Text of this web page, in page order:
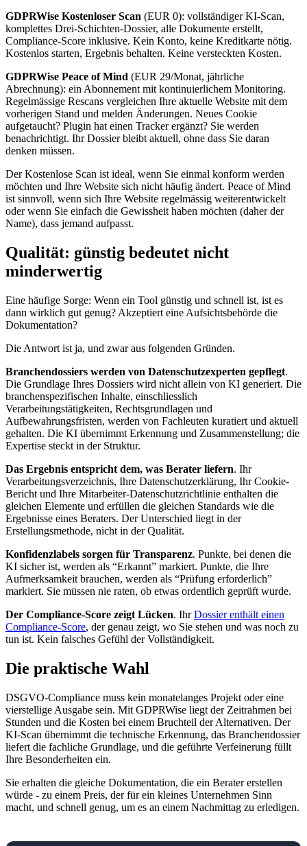
GDPRWise Kostenloser Scan (EUR 0): vollständiger KI-Scan,
komplettes Drei-Schichten-Dossier, alle Dokumente erstellt,
Compliance-Score inklusive. Kein Konto, keine Kreditkarte nötig.
Kostenlos starten, Ergebnis behalten. Keine versteckten Kosten.
GDPRWise Peace of Mind (EUR 29/Monat, jährliche
Abrechnung): ein Abonnement mit kontinuierlichem Monitoring.
Regelmässige Rescans vergleichen Ihre aktuelle Website mit dem
vorherigen Stand und melden Änderungen. Neues Cookie
aufgetaucht? Plugin hat einen Tracker ergänzt? Sie werden
benachrichtigt. Ihr Dossier bleibt aktuell, ohne dass Sie daran
denken müssen.
Der Kostenlose Scan ist ideal, wenn Sie einmal konform werden
möchten und Ihre Website sich nicht häufig ändert. Peace of Mind
ist sinnvoll, wenn sich Ihre Website regelmässig weiterentwickelt
oder wenn Sie einfach die Gewissheit haben möchten (daher der
Name), dass jemand aufpasst.
Qualität: günstig bedeutet nicht
minderwertig
Eine häufige Sorge: Wenn ein Tool günstig und schnell ist, ist es
dann wirklich gut genug? Akzeptiert eine Aufsichtsbehörde die
Dokumentation?
Die Antwort ist ja, und zwar aus folgenden Gründen.
Branchendossiers werden von Datenschutzexperten gepflegt.
Die Grundlage Ihres Dossiers wird nicht allein von KI generiert. Die
branchenspezifischen Inhalte, einschliesslich
Verarbeitungstätigkeiten, Rechtsgrundlagen und
Aufbewahrungsfristen, werden von Fachleuten kuratiert und aktuell
gehalten. Die KI übernimmt Erkennung und Zusammenstellung; die
Expertise steckt in der Struktur.
Das Ergebnis entspricht dem, was Berater liefern. Ihr
Verarbeitungsverzeichnis, Ihre Datenschutzerklärung, Ihr Cookie-
Bericht und Ihre Mitarbeiter-Datenschutzrichtlinie enthalten die
gleichen Elemente und erfüllen die gleichen Standards wie die
Ergebnisse eines Beraters. Der Unterschied liegt in der
Erstellungsmethode, nicht in der Qualität.
Konfidenzlabels sorgen für Transparenz. Punkte, bei denen die
KI sicher ist, werden als “Erkannt” markiert. Punkte, die Ihre
Aufmerksamkeit brauchen, werden als “Prüfung erforderlich”
markiert. Sie müssen nie raten, ob etwas ordentlich geprüft wurde.
Der Compliance-Score zeigt Lücken. IhrDossier enthält einen
Compliance-Score, der genau zeigt, wo Sie stehen und was noch zu
tun ist. Kein falsches Gefühl der Vollständigkeit.
Die praktische Wahl
DSGVO-Compliance muss kein monatelanges Projekt oder eine
vierstellige Ausgabe sein. Mit GDPRWise liegt der Zeitrahmen bei
Stunden und die Kosten bei einem Bruchteil der Alternativen. Der
KI-Scan übernimmt die technische Erkennung, das Branchendossier
liefert die fachliche Grundlage, und die geführte Verfeinerung füllt
Ihre Besonderheiten ein.
Sie erhalten die gleiche Dokumentation, die ein Berater erstellen
würde - zu einem Preis, der für ein kleines Unternehmen Sinn
macht, und schnell genug, um es an einem Nachmittag zu erledigen.